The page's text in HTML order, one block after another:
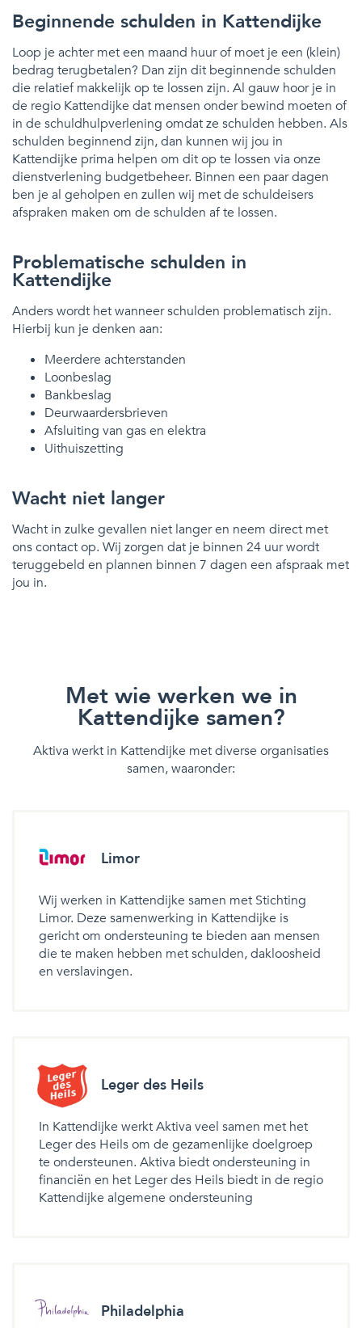
Beginnende schulden in Kattendijke
Loop je achter met een maand huur of moet je een (klein)
bedrag terugbetalen? Dan zijn dit beginnende schulden
die relatief makkelijk op te lossen zijn. Al gauw hoor je in
de regio Kattendijke dat mensen onder bewind moeten of
in de schuldhulpverlening omdat ze schulden hebben. Als
schulden beginnend zijn, dan kunnen wij jou in
Kattendijke prima helpen om dit op te lossen via onze
dienstverlening budgetbeheer. Binnen een paar dagen
ben je al geholpen en zullen wij met de schuldeisers
afspraken maken om de schulden af te lossen.
Problematische schulden in
Kattendijke
Anders wordt het wanneer schulden problematisch zijn.
Hierbij kun je denken aan:
Meerdere achterstanden
Loonbeslag
Bankbeslag
Deurwaardersbrieven
Afsluiting van gas en elektra
Uithuiszetting
Wacht niet langer
Wacht in zulke gevallen niet langer en neem direct met
ons contact op. Wij zorgen dat je binnen 24 uur wordt
teruggebeld en plannen binnen 7 dagen een afspraak met
jou in.
Met wie werken we in
Kattendijke samen?
Aktiva werkt in Kattendijke met diverse organisaties
samen, waaronder:
Limor
Wij werken in Kattendijke samen met Stichting
Limor. Deze samenwerking in Kattendijke is
gericht om ondersteuning te bieden aan mensen
die te maken hebben met schulden, dakloosheid
en verslavingen.
Leger des Heils
In Kattendijke werkt Aktiva veel samen met het
Leger des Heils om de gezamenlijke doelgroep
te ondersteunen. Aktiva biedt ondersteuning in
financiën en het Leger des Heils biedt in de regio
Kattendijke algemene ondersteuning
Philadelphia